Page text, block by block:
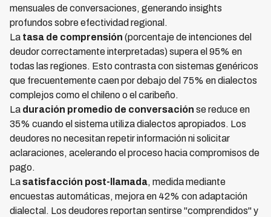
mensuales de conversaciones, generando insights
profundos sobre efectividad regional.
La tasa de comprensión (porcentaje de intenciones del
deudor correctamente interpretadas) supera el 95% en
todas las regiones. Esto contrasta con sistemas genéricos
que frecuentemente caen por debajo del 75% en dialectos
complejos como el chileno o el caribeño.
La duración promedio de conversación se reduce en
35% cuando el sistema utiliza dialectos apropiados. Los
deudores no necesitan repetir información ni solicitar
aclaraciones, acelerando el proceso hacia compromisos de
pago.
Lasatisfacción post-llamada, medida mediante
encuestas automáticas, mejora en 42% con adaptación
dialectal. Los deudores reportan sentirse "comprendidos" y